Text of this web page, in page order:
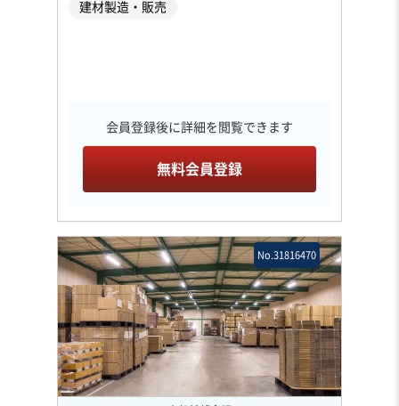
建材製造・販売
会員登録後に詳細を閲覧できます
無料会員登録
No.31816470